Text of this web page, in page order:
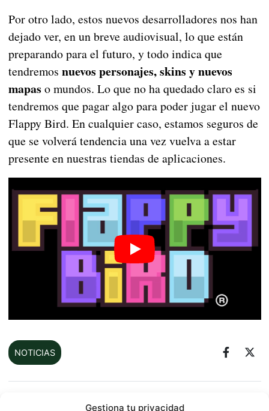
Gestiona tu privacidad
Por otro lado, estos nuevos desarrolladores nos han
dejado ver, en un breve audiovisual, lo que están
preparando para el futuro, y todo indica que
tendremos nuevos personajes, skins y nuevos
mapas o mundos. Lo que no ha quedado claro es si
tendremos que pagar algo para poder jugar el nuevo
Flappy Bird. En cualquier caso, estamos seguros de
que se volverá tendencia una vez vuelva a estar
presente en nuestras tiendas de aplicaciones.
NOTICIAS
Sobre este autor